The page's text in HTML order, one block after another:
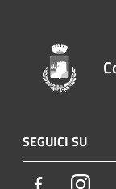
SEGUICI SU
Facebook